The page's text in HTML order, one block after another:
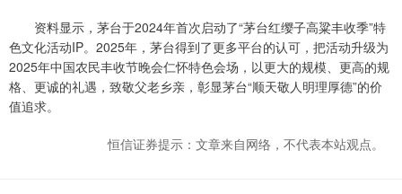
资料显示，茅台于2024年首次启动了“茅台红缨子高粱丰收季”特
色文化活动IP。2025年，茅台得到了更多平台的认可，把活动升级为
2025年中国农民丰收节晚会仁怀特色会场，以更大的规模、更高的规
格、更诚的礼遇，致敬父老乡亲，彰显茅台“顺天敬人明理厚德”的价
值追求。
恒信证券提示：文章来自网络，不代表本站观点。